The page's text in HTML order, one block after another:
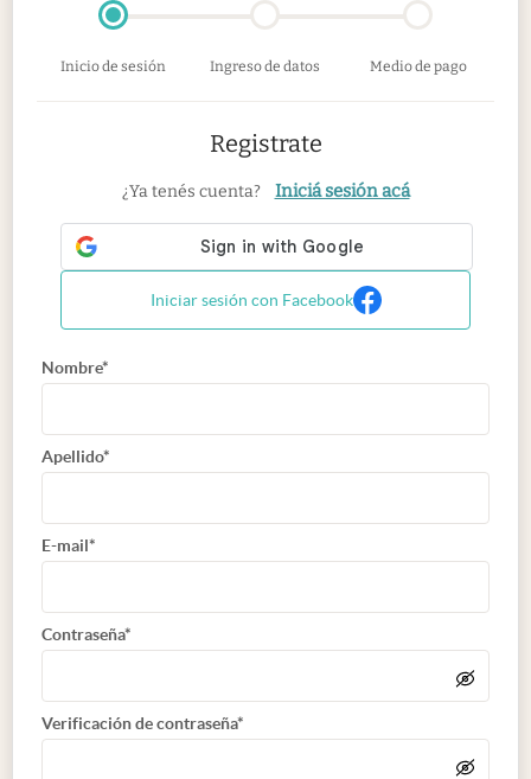
Inicio de sesión Ingreso de datos Medio de pago
Registrate
¿Ya tenés cuenta? Iniciá sesión acá
Iniciar sesión con Facebook
Nombre*
Apellido*
E-mail*
Contraseña*
Verificación de contraseña*